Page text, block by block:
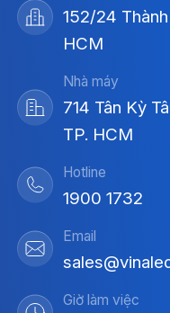
152/24
HCM
Nhà máy
714 Tân Kỳ
TP. HCM
Hotline
1900 1732
Email
Giờ làm việc